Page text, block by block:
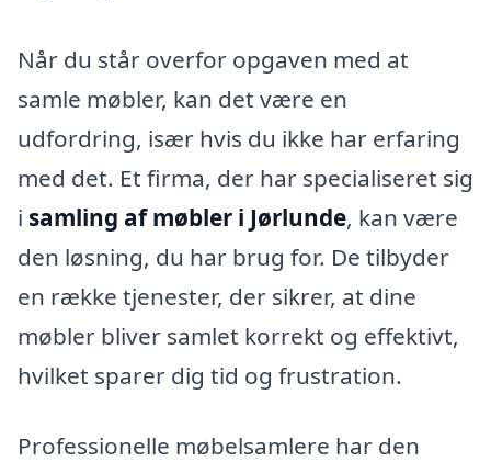
Når du står overfor opgaven med at
samle møbler, kan det være en
udfordring, især hvis du ikke har erfaring
med det. Et firma, der har specialiseret sig
i samling af møbler i Jørlunde, kan være
den løsning, du har brug for. De tilbyder
en række tjenester, der sikrer, at dine
møbler bliver samlet korrekt og effektivt,
hvilket sparer dig tid og frustration.
Professionelle møbelsamlere har den